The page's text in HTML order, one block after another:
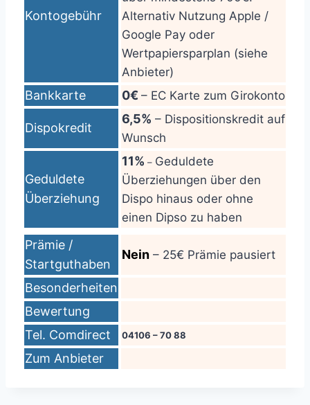
Kontogebühr
Alternativ Nutzung Apple /
Google Pay oder
Wertpapiersparplan (siehe
Anbieter)
Bankkarte 0€ – EC Karte zum Girokonto
Dispokredit
6,5% – Dispositionskredit auf
Wunsch
Geduldete
Überziehung
11% – Geduldete
Überziehungen über den
Dispo hinaus oder ohne
einen Dipso zu haben
Prämie /
Startguthaben
Nein – 25€ Prämie pausiert
Besonderheiten
Bewertung
Tel. Comdirect
04106 – 70 88
Zum Anbieter